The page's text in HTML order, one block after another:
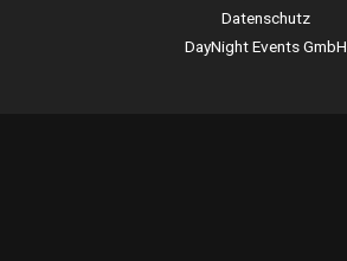
Datenschutz
DayNight Events GmbH